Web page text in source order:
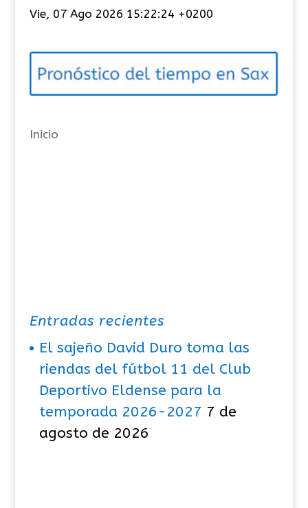
e
o
í
s
Vie, 07 Ago 2026 15:22:25 +0200
Inicio
Entradas recientes
El sajeño David Duro toma las
riendas del fútbol 11 del Club
Deportivo Eldense para la
temporada 2026-2027 7 de
agosto de 2026